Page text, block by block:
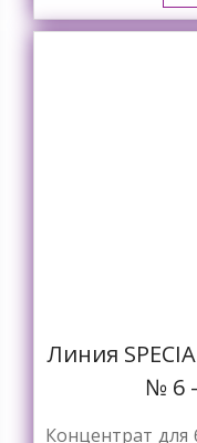
Линия
№ 6
Концентрат для